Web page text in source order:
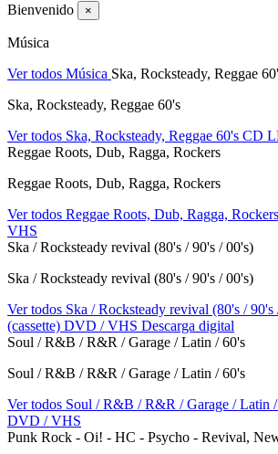
Bienvenido
×
Música
Ver todos Música Ska, Rocksteady, Reggae
Ska, Rocksteady, Reggae 60's
Ver todos Ska, Rocksteady, Reggae 60's CD
Reggae Roots, Dub, Ragga, Rockers
Reggae Roots, Dub, Ragga, Rockers
Ver todos Reggae Roots, Dub, Ragga, Rockers
VHS
Ska / Rocksteady revival (80's / 90's / 00's)
Ska / Rocksteady revival (80's / 90's / 00's)
Ver todos Ska / Rocksteady revival (80's / 90's
(cassette) DVD / VHS Descarga digital
Soul / R&B / R&R / Garage / Latin / 60's
Soul / R&B / R&R / Garage / Latin / 60's
Ver todos Soul / R&B / R&R / Garage / Latin
DVD / VHS
Punk Rock - Oi! - HC - Psycho - Revival,